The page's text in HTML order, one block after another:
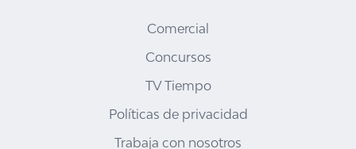
Comercial
Concursos
TV Tiempo
Políticas de privacidad
Trabaja con nosotros